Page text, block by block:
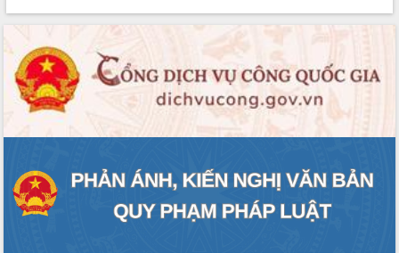
xuất khẩu sầu riêng và triển khai quy
định EUDR
Thứ trưởng Bộ Nông nghiệp và Môi
trường Nguyễn Hoàng Hiệp khảo sát
vùng trồng và doanh nghiệp đóng gói
sầu riêng tại Đắk Lắk
Trình diễn nghệ thuật chế biến các
món ăn từ sầu riêng
Đắk Lắk công bố Quy hoạch và xúc